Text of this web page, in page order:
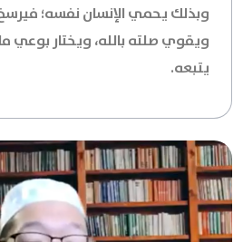
وبذلك يحمي الإنسان نفسه؛ فيرسخ
ويقوي صلته بالله، ويختار بوعي
يتبعه.